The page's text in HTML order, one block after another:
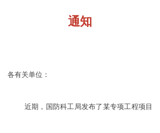
通知
各有关单位：
近期，国防科工局发布了某专项工程项目